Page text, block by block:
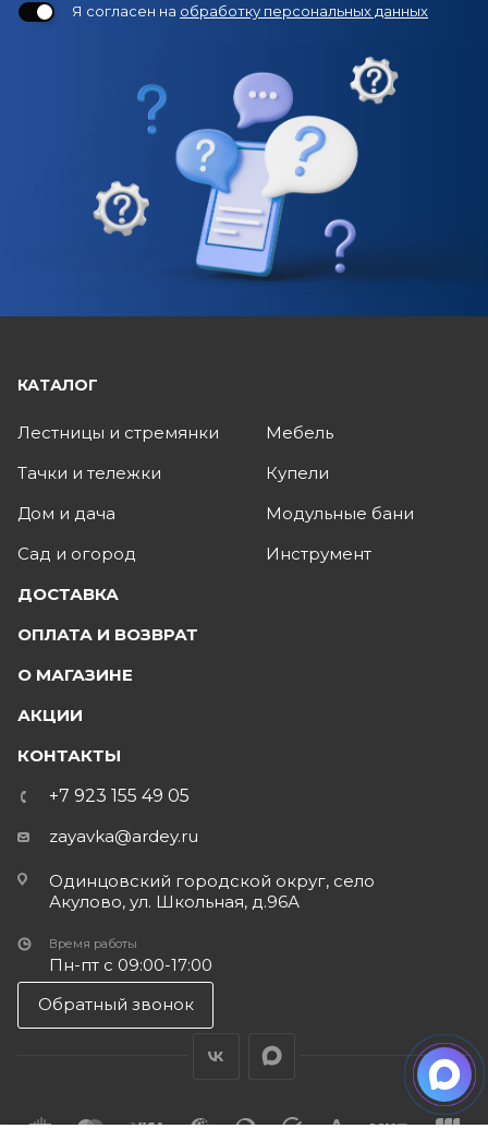
Я согласен на обработку персональных данных
КАТАЛОГ
Лестницы и стремянки
Тачки и тележки
Дом и дача
Сад и огород
Мебель
Купели
Модульные бани
Инструмент
ДОСТАВКА
ОПЛАТА И ВОЗВРАТ
О МАГАЗИНЕ
АКЦИИ
КОНТАКТЫ
+7 923 155 49 05
zayavka@ardey.ru
Одинцовский городской округ, село
Акулово, ул. Школьная, д.96А
Время работы
Пн-пт с 09:00-17:00
Обратный звонок